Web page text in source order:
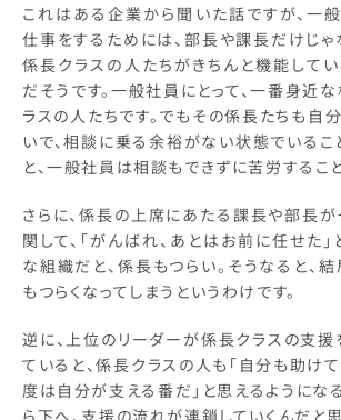
これはある企業から聞いた話ですが、一
仕事をするためには、部長や課長だけじゃ
係長クラスの人たちがきちんと機能して
だそうです。一般社員にとって、一番身近
ラスの人たちです。でもその係長たちも自
いで、相談に乗る余裕がない状態でいるこ
と、一般社員は相談もできずに苦労するこ
さらに、係長の上席にあたる課長や部長
関して、「がんばれ、あとはお前に任せた」
な組織だと、係長もつらい。そうなると、
もつらくなってしまうというわけです。
逆に、上位のリーダーが係長クラスの支援
ていると、係長クラスの人も「自分も助けて
度は自分が支える番だ」と思えるようになる
ら下へ、支援の流れが連鎖していくんだと思